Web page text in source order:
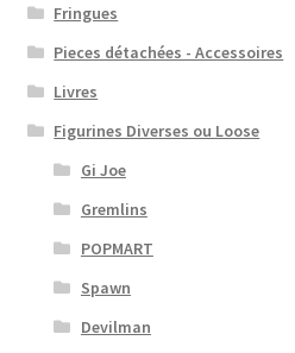
Fringues
Pieces détachées - Accessoires
Livres
Figurines Diverses ou Loose
Gi Joe
Gremlins
POPMART
Spawn
Devilman